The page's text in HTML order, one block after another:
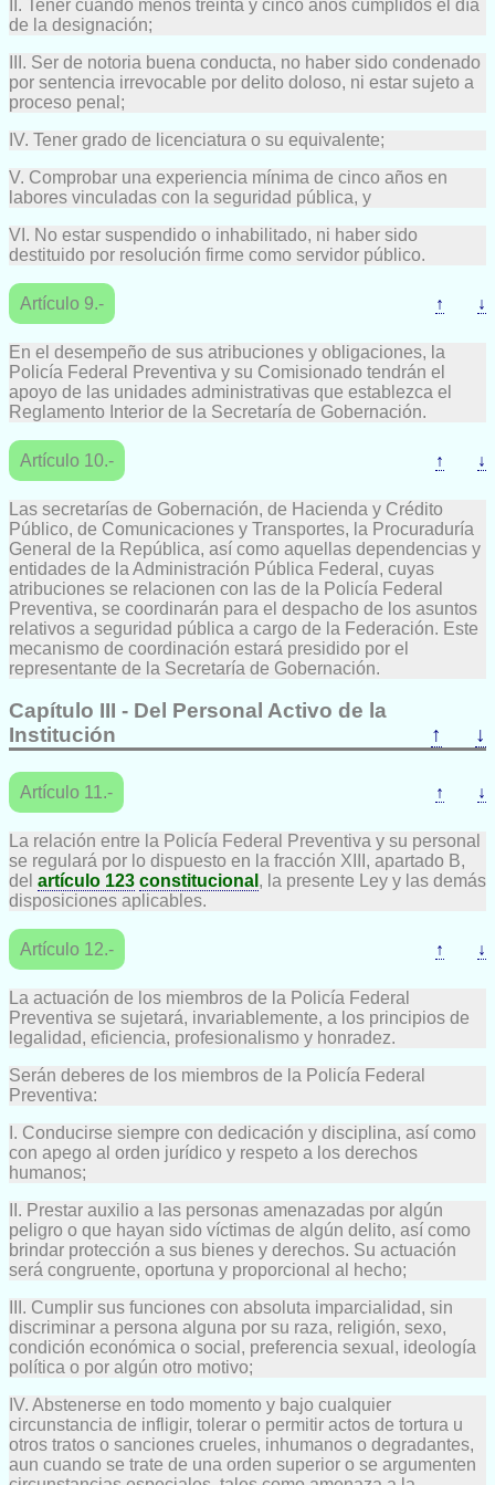
II. Tener cuando menos treinta y cinco años cumplidos el día
de la designación;
III. Ser de notoria buena conducta, no haber sido condenado
por sentencia irrevocable por delito doloso, ni estar sujeto a
proceso penal;
IV. Tener grado de licenciatura o su equivalente;
V. Comprobar una experiencia mínima de cinco años en
labores vinculadas con la seguridad pública, y
VI. No estar suspendido o inhabilitado, ni haber sido
destituido por resolución firme como servidor público.
Artículo 9.- ↑ ↓
En el desempeño de sus atribuciones y obligaciones, la
Policía Federal Preventiva y su Comisionado tendrán el
apoyo de las unidades administrativas que establezca el
Reglamento Interior de la Secretaría de Gobernación.
Artículo 10.- ↑ ↓
Las secretarías de Gobernación, de Hacienda y Crédito
Público, de Comunicaciones y Transportes, la Procuraduría
General de la República, así como aquellas dependencias y
entidades de la Administración Pública Federal, cuyas
atribuciones se relacionen con las de la Policía Federal
Preventiva, se coordinarán para el despacho de los asuntos
relativos a seguridad pública a cargo de la Federación. Este
mecanismo de coordinación estará presidido por el
representante de la Secretaría de Gobernación.
Capítulo III - Del Personal Activo de la
Institución
↑ ↓
Artículo 11.- ↑ ↓
La relación entre la Policía Federal Preventiva y su personal
se regulará por lo dispuesto en la fracción XIII, apartado B,
del artículo 123 constitucional , la presente Ley y las demás
disposiciones aplicables.
Artículo 12.- ↑ ↓
La actuación de los miembros de la Policía Federal
Preventiva se sujetará, invariablemente, a los principios de
legalidad, eficiencia, profesionalismo y honradez.
Serán deberes de los miembros de la Policía Federal
Preventiva:
I. Conducirse siempre con dedicación y disciplina, así como
con apego al orden jurídico y respeto a los derechos
humanos;
II. Prestar auxilio a las personas amenazadas por algún
peligro o que hayan sido víctimas de algún delito, así como
brindar protección a sus bienes y derechos. Su actuación
será congruente, oportuna y proporcional al hecho;
III. Cumplir sus funciones con absoluta imparcialidad, sin
discriminar a persona alguna por su raza, religión, sexo,
condición económica o social, preferencia sexual, ideología
política o por algún otro motivo;
IV. Abstenerse en todo momento y bajo cualquier
circunstancia de infligir, tolerar o permitir actos de tortura u
otros tratos o sanciones crueles, inhumanos o degradantes,
aun cuando se trate de una orden superior o se argumenten